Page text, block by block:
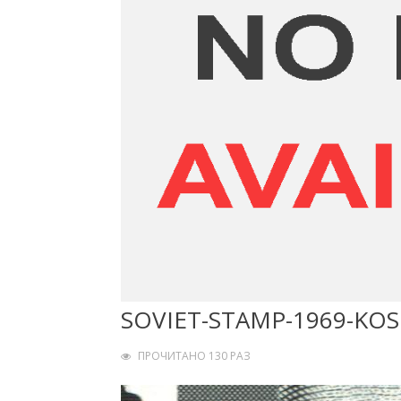
SOVIET-STAMP-1969-
ПРОЧИТАНО 130 РАЗ